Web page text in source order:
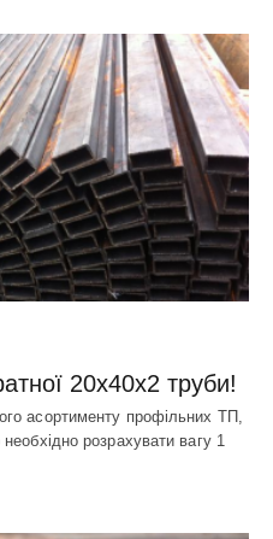
20х40х2 труби!
асортименту профільних ТП,
розрахувати вагу 1